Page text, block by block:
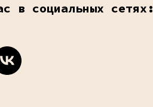
в социальных сетях: